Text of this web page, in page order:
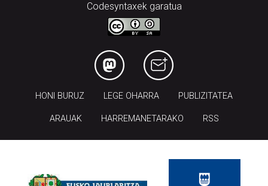
Codesyntaxek garatua
HONI BURUZ LEGE OHARRA PUBLIZITATEA
ARAUAK HARREMANETARAKO RSS